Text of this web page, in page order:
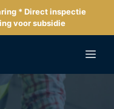
* Direct inspectie
voor subsidie